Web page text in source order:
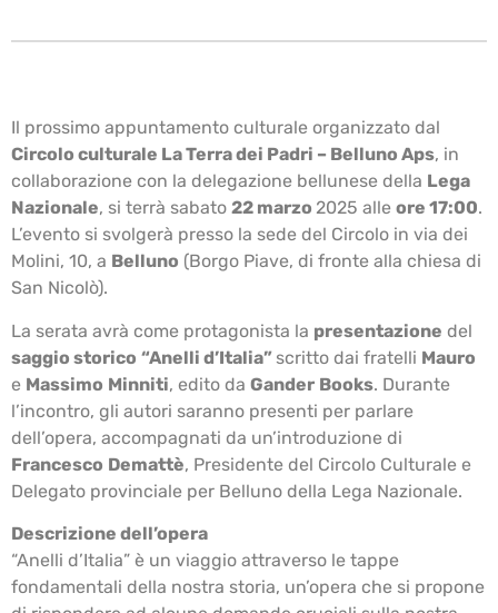
Il prossimo appuntamento culturale organizzato dal
Circolo culturale La Terra dei Padri – Belluno Aps, in
collaborazione con la delegazione bellunese della Lega
Nazionale, si terrà sabato 22 marzo 2025 alle ore 17:00.
L’evento si svolgerà presso la sede del Circolo in via dei
Molini, 10, a Belluno (Borgo Piave, di fronte alla chiesa di
San Nicolò).
La serata avrà come protagonista la presentazione del
saggio storico “Anelli d’Italia”scritto dai fratelli Mauro
e Massimo Minniti, edito da Gander Books. Durante
l’incontro, gli autori saranno presenti per parlare
dell’opera, accompagnati da un’introduzione di
Francesco Demattè, Presidente del Circolo Culturale e
Delegato provinciale per Belluno della Lega Nazionale.
Descrizione dell’opera
“Anelli d’Italia” è un viaggio attraverso le tappe
fondamentali della nostra storia, un’opera che si propone